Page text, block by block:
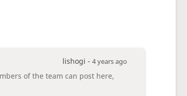
lishogi - 4 years ago
of the team can post here,